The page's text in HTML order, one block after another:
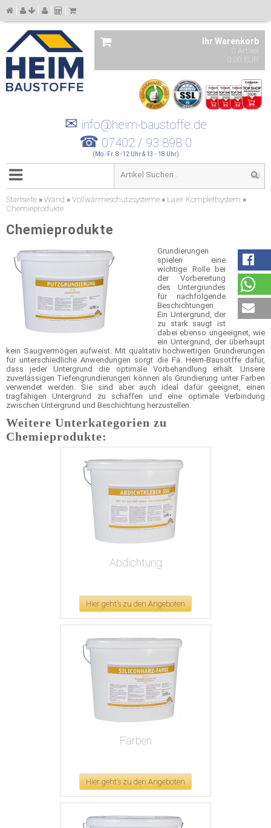
Ihr Warenkorb
0 Artikel
0,00 EUR
✉ info@heim-baustoffe.de
☎ 07402 / 93 898 0
(Mo.-Fr. 8 -12 Uhr & 13 - 18 Uhr)
Startseite » Wand » Vollwärmeschutzsysteme » Laier Komplettsystem »
Chemieprodukte
Chemieprodukte
Grundierungen
spielen eine
wichtige Rolle bei
der Vorbereitung
des Untergrundes
für nachfolgende
Beschichtungen.
Ein Untergrund, der
zu stark saugt ist
dabei ebenso ungeeignet, wie
ein Untergrund, der überhaupt
kein Saugvermögen aufweist. Mit qualitativ hochwertigen Grundierungen
für unterschiedliche Anwendungen sorgt die Fa. Heim-Bausotffe dafür,
dass jeder Untergrund die optimale Vorbehandlung erhält. Unsere
zuverlässigen Tiefengrundierungen können als Grundierung unter Farben
verwendet werden. Sie sind aber auch ideal dafür geeignet, einen
tragfähigen Untergrund zu schaffen und eine optimale Verbindung
zwischen Untergrund und Beschichtung herzustellen.
Weitere Unterkategorien zu
Chemieprodukte:
Abdichtung
Hier geht's zu den Angeboten
Farben
Hier geht's zu den Angeboten